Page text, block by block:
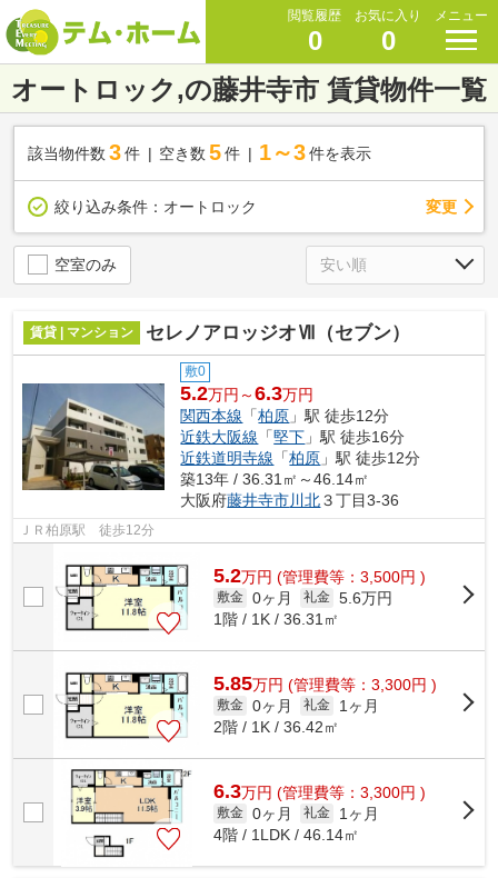
閲覧履歴
0
お気に入り
0
メニュー
オートロック,の藤井寺市 賃貸物件一覧
該当物件数 3件 空き数 5 件 1～3 件を表示
絞り込み条件： オートロック 変更
空室のみ
賃貸 | マンション セレノアロッジオⅦ（セブン）
敷0
5.2万円～6.3万円
関西本線 「柏原 」駅 徒歩12分
近鉄大阪線 「堅下 」駅 徒歩16分
近鉄道明寺線 「柏原 」駅 徒歩12分
築13年 / 36.31㎡～46.14㎡
大阪府藤井寺市川北３丁目3-36
ＪＲ柏原駅 徒歩12分
5.2万円 (管理費等：3,500円 )
敷金 0ヶ月 礼金 5.6万円
1階 / 1K / 36.31㎡
5.85万円 (管理費等：3,300円 )
敷金 0ヶ月 礼金
1ヶ月
2階 / 1K / 36.42㎡
6.3万円 (管理費等：3,300円 )
敷金 0ヶ月 礼金
1ヶ月
4階 / 1LDK / 46.14㎡